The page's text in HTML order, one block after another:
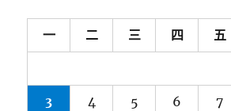
一 二 三 四 五
3 4 5 6 7